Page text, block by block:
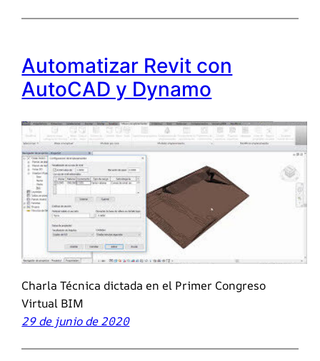
Automatizar Revit con
AutoCAD y Dynamo
Charla Técnica dictada en el Primer Congreso
Virtual BIM
29 de junio de 2020